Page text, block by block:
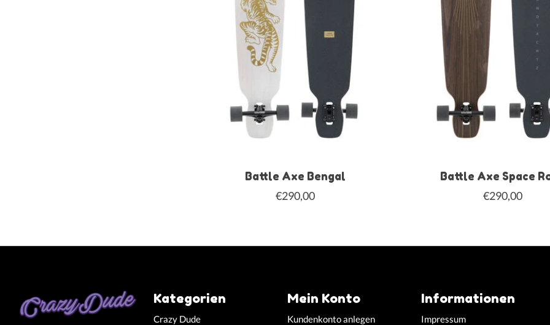
Battle Axe Bengal
€290,00
Battle Axe Space
€290,00
Kategorien
Crazy Dude
Mein Konto
Kundenkonto anlegen
Informationen
Impressum